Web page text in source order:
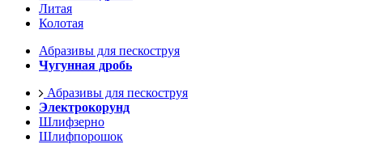
Литая
Колотая
Абразивы для пескоструя
Чугунная дробь
Абразивы для пескоструя
Электрокорунд
Шлифзерно
Шлифпорошок